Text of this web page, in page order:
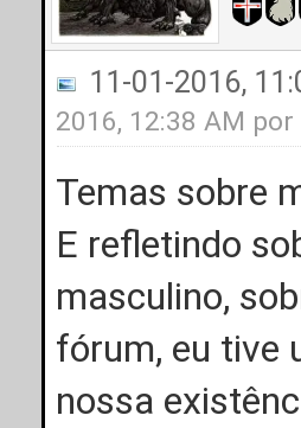
11-01-2016,
2016, 12:38 AM por
Temas sobre
E refletindo
masculino,
fórum, eu tive
nossa